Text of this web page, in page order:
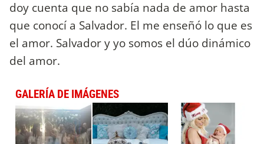
doy cuenta que no sabía nada de amor hasta
que conocí a Salvador. El me enseñó lo que es
el amor. Salvador y yo somos el dúo dinámico
del amor.
GALERÍA DE IMÁGENES